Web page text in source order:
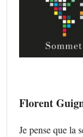
Florent
Je pense que la